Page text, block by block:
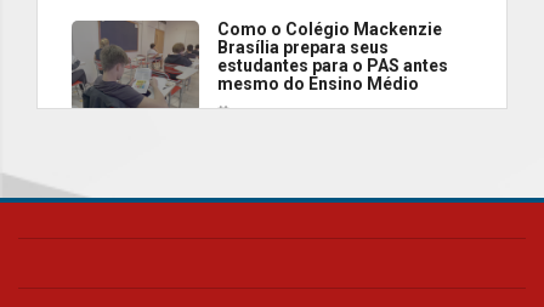
Como o Colégio Mackenzie
Brasília prepara seus
estudantes para o PAS antes
mesmo do Ensino Médio
Como os pais podem investir
escola